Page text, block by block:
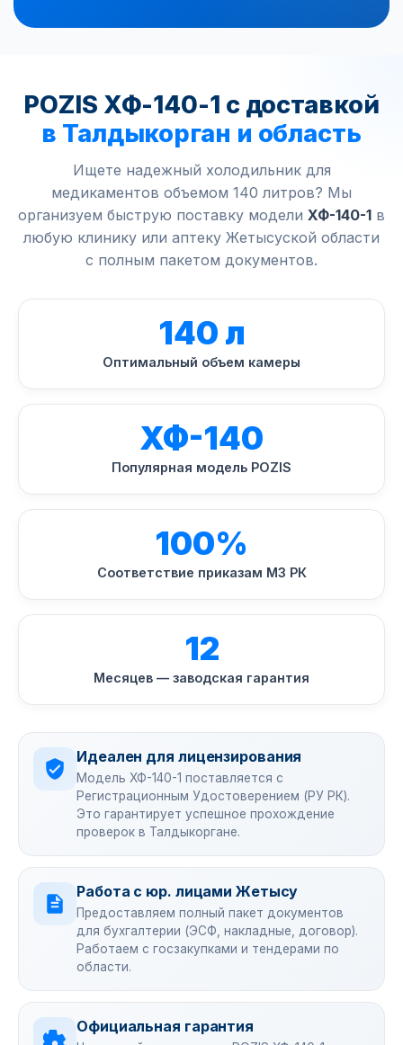
POZIS ХФ-140-1 с доставкой
в Талдыкорган и область
Ищете надежный холодильник для
медикаментов объемом 140 литров? Мы
организуем быструю поставку модели ХФ-140-1 в
любую клинику или аптеку Жетысуской области
с полным пакетом документов.
140 л
Оптимальный объем камеры
ХФ-140
Популярная модель POZIS
100%
Соответствие приказам МЗ РК
12
Месяцев — заводская гарантия
Идеален для лицензирования
Модель ХФ-140-1 поставляется с
Регистрационным Удостоверением (РУ РК).
Это гарантирует успешное прохождение
проверок в Талдыкоргане.
Работа с юр. лицами Жетысу
Предоставляем полный пакет документов
для бухгалтерии (ЭСФ, накладные, договор).
Работаем с госзакупками и тендерами по
области.
Официальная гарантия